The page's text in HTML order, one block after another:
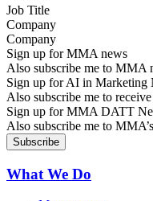
Company
Sign up for MMA news
Also subscribe me to MMA
Sign up for AI in Marketing
Also subscribe me to
Sign up for MMA DATT
Also subscribe me to
What We Do